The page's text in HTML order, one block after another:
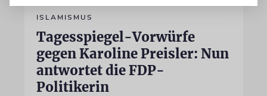
ISLAMISMUS
Tagesspiegel-Vorwürfe
gegen Karoline Preisler: Nun
antwortet die FDP-
Politikerin